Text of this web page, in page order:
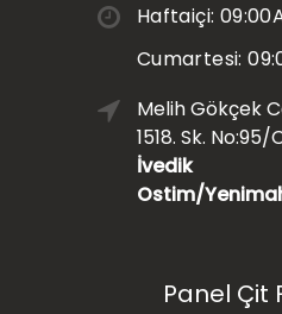
Haftaiçi:
Cumartesi:
Melih Gökçek
1518. Sk. No:95/
İvedik
Ostim/
Panel Çit